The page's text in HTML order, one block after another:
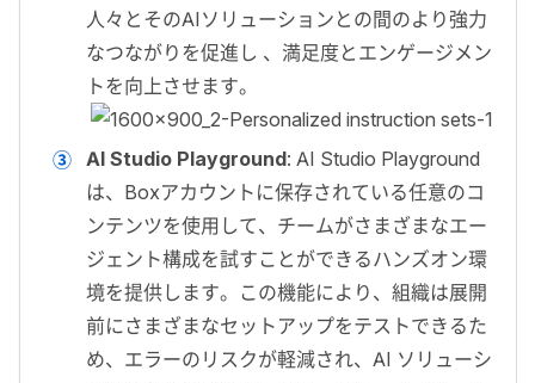
人々とそのAIソリューションとの間のより強力
なつながりを促進し 、満足度とエンゲージメン
トを向上させます。
AI Studio Playground: AI Studio Playground
は、Boxアカウントに保存されている任意のコ
ンテンツを使用して、チームがさまざまなエー
ジェント構成を試すことができるハンズオン環
境を提供します。この機能により、組織は展開
前にさまざまなセットアップをテストできるた
め、エラーのリスクが軽減され、AI ソリューシ